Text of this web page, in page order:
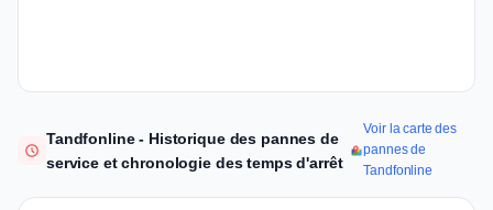
Tandfonline - Historique des pannes de
service et chronologie des temps d'arrêt
Voir la carte des
pannes de
Tandfonline